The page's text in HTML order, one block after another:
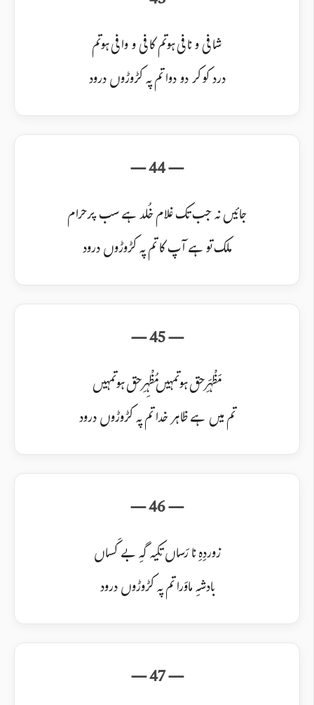
شافی و نافی ہو تم کافی و وافی ہو تم
درد کو کر دو دوا تم پہ کڑوڑوں درود
جائیں نہ جب تک غلام خُلد ہے سب پر حرام
ملک تو ہے آپ کا تم پہ کڑوڑوں درود
مَظْہَرِ حق ہو تمہیں مُظْہِرِ حق ہو تمہیں
تم میں ہے ظاہر خدا تم پہ کڑوڑوں درود
زوردِہِ نا رَساں تکیہ گہِ بے کَساں
بادشہِ ماوَرا تم پہ کڑوڑوں درود